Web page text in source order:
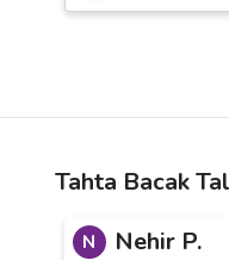
Tahta Bacak
N Nehir P.